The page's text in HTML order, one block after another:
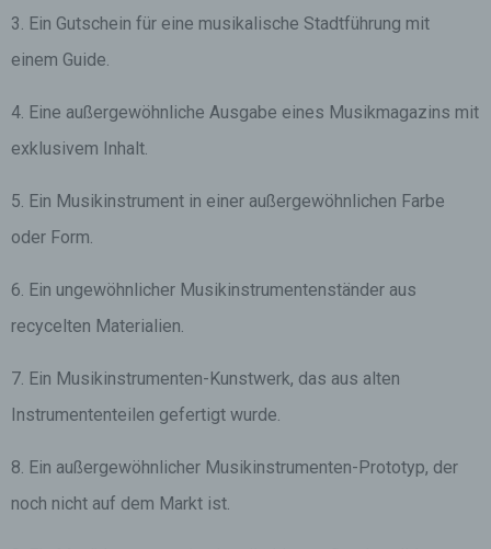
3. Ein Gutschein für eine musikalische Stadtführung mit
einem Guide.
4. Eine außergewöhnliche Ausgabe eines Musikmagazins mit
exklusivem Inhalt.
5. Ein Musikinstrument in einer außergewöhnlichen Farbe
oder Form.
6. Ein ungewöhnlicher Musikinstrumentenständer aus
recycelten Materialien.
7. Ein Musikinstrumenten-Kunstwerk, das aus alten
Instrumententeilen gefertigt wurde.
8. Ein außergewöhnlicher Musikinstrumenten-Prototyp, der
noch nicht auf dem Markt ist.